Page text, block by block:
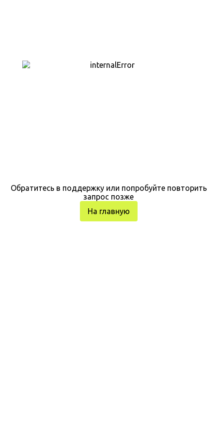
Обратитесь в поддержку или попробуйте повторить
запрос позже
На главную